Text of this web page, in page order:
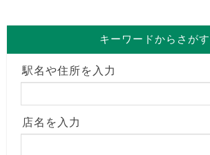
キーワードからさがす
駅名や住所を入力
店名を入力